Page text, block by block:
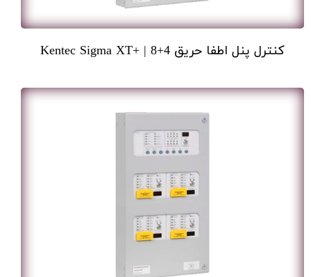
کنترل پنل اطفا حریق 4+8 | +Kentec Sigma XT